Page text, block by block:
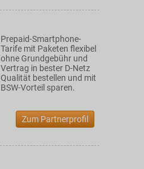
Prepaid-Smartphone-
Tarife mit Paketen flexibel
ohne Grundgebühr und
Vertrag in bester D-Netz
Qualität bestellen und mit
BSW-Vorteil sparen.
Zum Partnerprofil